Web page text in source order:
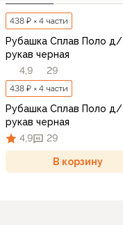
438 ₽ × 4 части
Рубашка Сплав Поло д/
рукав черная
4,9
29
438 ₽ × 4 части
Рубашка Сплав Поло д/
рукав черная
4,9
29
В корзину